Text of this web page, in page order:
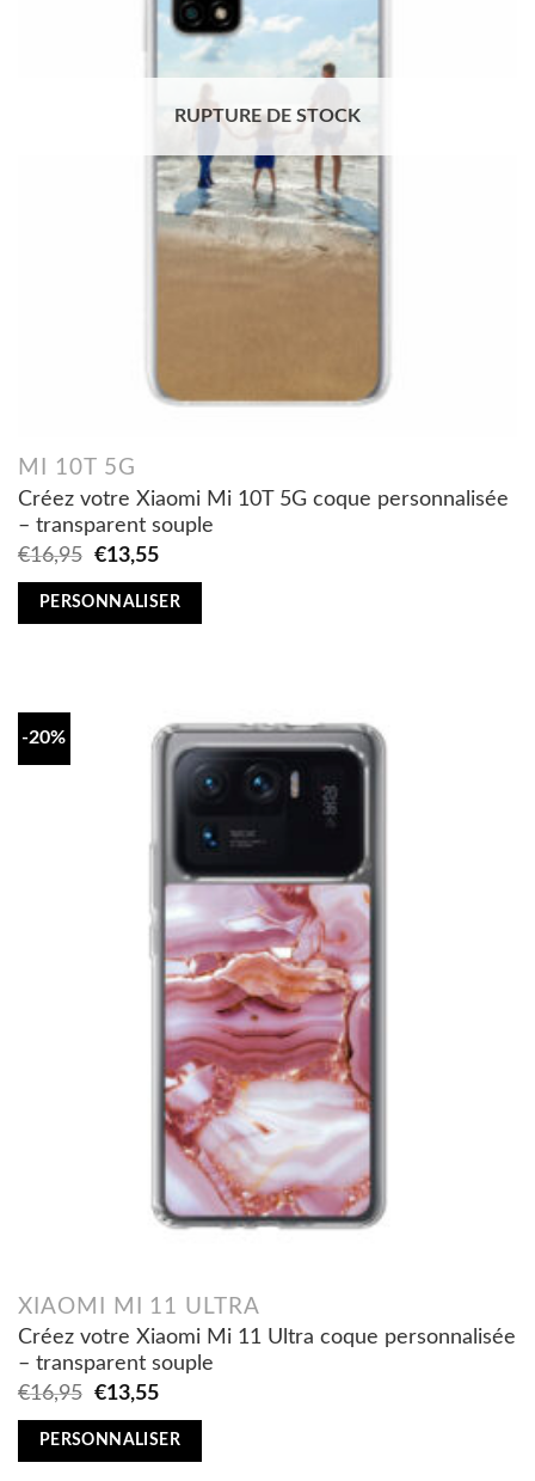
RUPTURE DE STOCK
MI 10T 5G
Créez votre Xiaomi Mi 10T 5G coque personnalisée
– transparent souple
€16,95
Original
was:
€13,55Current
is:
PERSONNALISER
-20%
XIAOMI MI 11 ULTRA
Créez votre Xiaomi Mi 11 Ultra coque personnalisée
– transparent souple
€16,95
Original
was:
€13,55Current
is:
PERSONNALISER